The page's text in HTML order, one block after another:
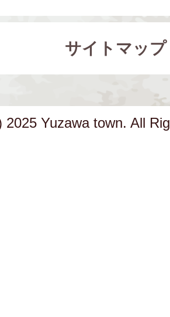
サイトマップ
2025 Yuzawa town. All